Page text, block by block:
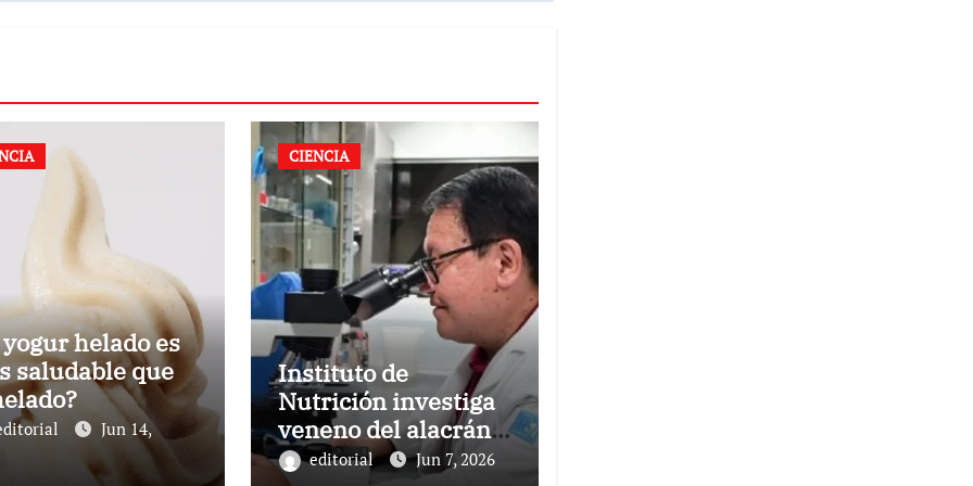
helado es
saludable que
Jun 14,
CIENCIA
Instituto de
Nutrición investiga
veneno del alacrán
para combatir la
editorial Jun 7, 2026